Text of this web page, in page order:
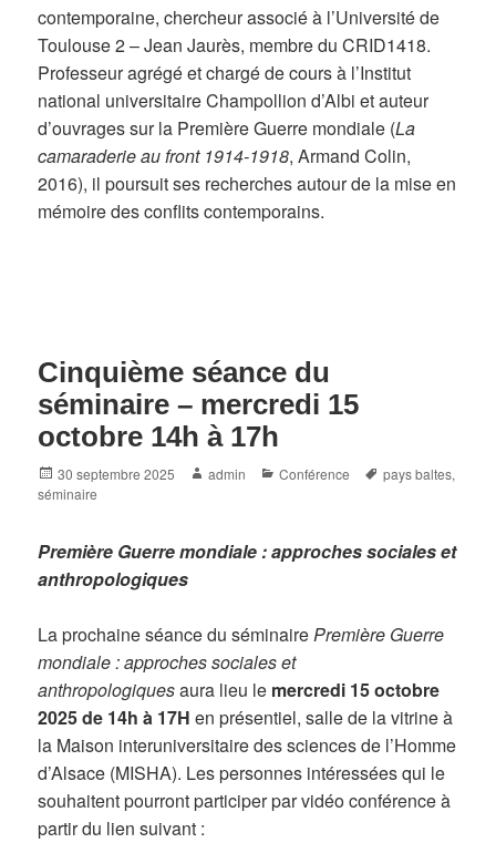
contemporaine, chercheur associé à l’Université de
Toulouse 2 – Jean Jaurès, membre du CRID1418.
Professeur agrégé et chargé de cours à l’Institut
national universitaire Champollion d’Albi et auteur
d’ouvrages sur la Première Guerre mondiale (La
camaraderie au front 1914-1918, Armand Colin,
2016), il poursuit ses recherches autour de la mise en
mémoire des conflits contemporains.
Cinquième séance du
séminaire – mercredi 15
octobre 14h à 17h
Posted
on
30 septembre 2025 Author
admin Categories
Conférence Tags
pays baltes,
séminaire
Première Guerre mondiale :approches sociales et
anthropologiques
La prochaine séance du séminairePremière Guerre
mondiale : approches sociales et
anthropologiquesaura lieu le mercredi 15 octobre
2025 de 14h à 17H en présentiel, salle de la vitrine à
la Maison interuniversitaire des sciences de l’Homme
d’Alsace (MISHA). Les personnes intéressées qui le
souhaitent pourront participer par vidéo conférence à
partir du lien suivant :